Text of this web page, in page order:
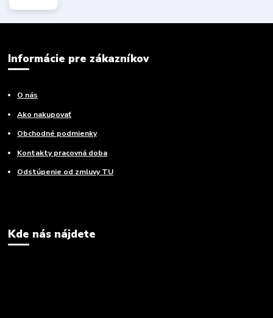
Informácie pre zákazníkov
O nás
Ako nakupovať
Obchodné podmienky
Kontakty pracovná doba
Odstúpenie od zmluvy TU
Kde nás nájdete